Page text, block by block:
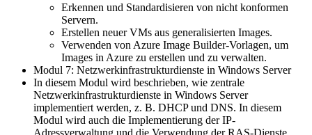
Erkennen und Standardisieren von nicht konformen
Servern.
Erstellen neuer VMs aus generalisierten Images.
Verwenden von Azure Image Builder-Vorlagen, um
Images in Azure zu erstellen und zu verwalten.
Modul 7: Netzwerkinfrastrukturdienste in Windows Server
In diesem Modul wird beschrieben, wie zentrale
Netzwerkinfrastrukturdienste in Windows Server
implementiert werden, z. B. DHCP und DNS. In diesem
Modul wird auch die Implementierung der IP-
Adressverwaltung und die Verwendung der RAS-Dienste